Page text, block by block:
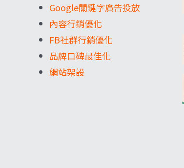
Google關鍵字廣告投放
內容行銷優化
FB社群行銷優化
品牌口碑最佳化
網站架設